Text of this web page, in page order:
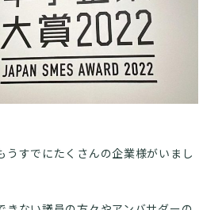
うすでにたくさんの企業様がいまし